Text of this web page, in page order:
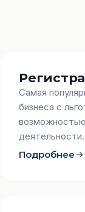
Самая
бизнеса с
деятельности.
Подробнее